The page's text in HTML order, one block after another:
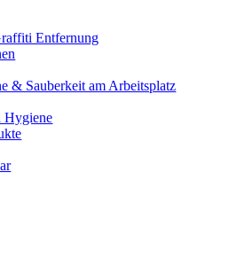
Entfernung
& Sauberkeit am Arbeitsplatz
Hygiene